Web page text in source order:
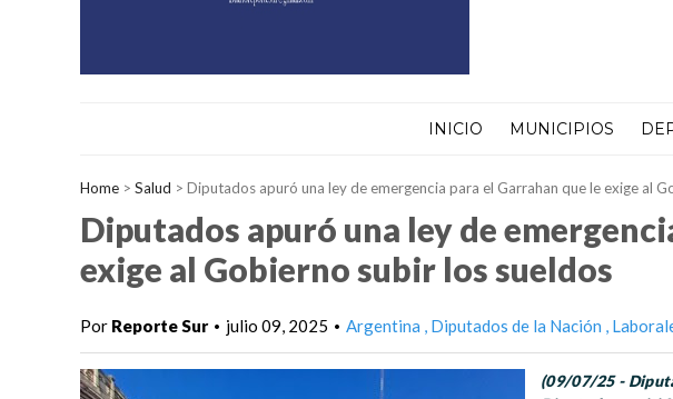
INICIO MUNICIPIOS
Home > Salud > Diputados apuró una ley de emergencia para el Garrahan que le exige al
Diputados apuró una ley de
exige al Gobierno subir los sueldos
Por Reporte Sur • julio 09, 2025 • Argentina Diputados de la Nación
(09/07/25 -